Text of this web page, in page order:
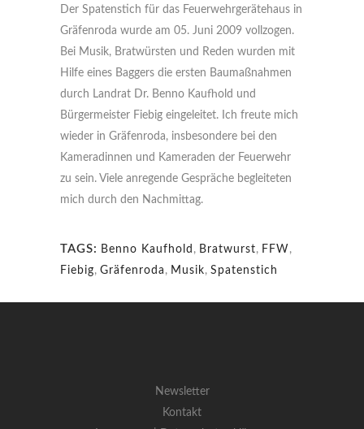
Der Spatenstich für das Feuerwehrgerätehaus in
Gräfenroda wurde am 05. Juni 2009 vollzogen.
Bei Musik, Bratwürsten und Reden wurden mit
Hilfe eines Baggers die ersten Baumaßnahmen
durch Landrat Dr. Benno Kaufhold und
Bürgermeister Fiebig eingeleitet. Ich freute mich
wieder in Gräfenroda, insbesondere bei den
Kameradinnen und Kameraden der Feuerwehr
zu sein. Viele anregende Gespräche begleiteten
mich durch den Nachmittag.
TAGS: Benno Kaufhold , Bratwurst, FFW ,
Fiebig, Gräfenroda , Musik, Spatenstich
Newsletter
Kontakt